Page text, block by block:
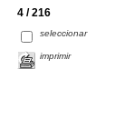
4 / 216
seleccionar
imprimir